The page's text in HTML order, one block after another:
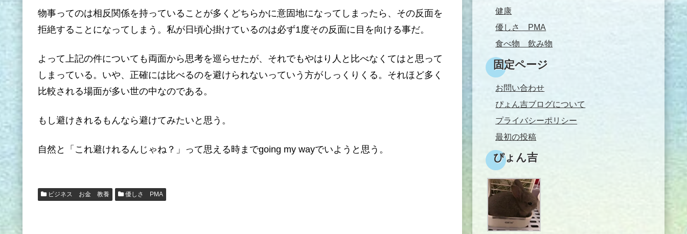
物事ってのは相反関係を持っていることが多くどちらかに意固地になってしまったら、その反面を
拒絶することになってしまう。私が日頃心掛けているのは必ず1度その反面に目を向ける事だ。
よって上記の件についても両面から思考を巡らせたが、それでもやはり人と比べなくてはと思って
しまっている。いや、正確には比べるのを避けられないっていう方がしっくりくる。それほど多く
比較される場面が多い世の中なのである。
もし避けきれるもんなら避けてみたいと思う。
自然と「これ避けれるんじゃね？」って思える時までgoing my wayでいようと思う。
ビジネス お金 教養 優しさ PMA
健康
優しさ PMA
食べ物 飲み物
固定ページ
お問い合わせ
ぴょん吉ブログについて
プライバシーポリシー
最初の投稿
ぴょん吉